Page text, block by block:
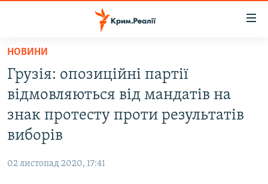
Перейти
основного
матеріалу
до
основної
Перейти
ВОДА.КРИМ
ПОЛІТИКА
НОВИНИ
Грузія: опозиційні партії
відмовляються від мандатів на
знак протесту проти результатів
виборів
02 листопад 2020, 17:41